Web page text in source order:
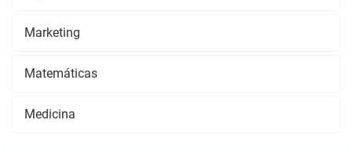
Marketing
Matemáticas
Medicina